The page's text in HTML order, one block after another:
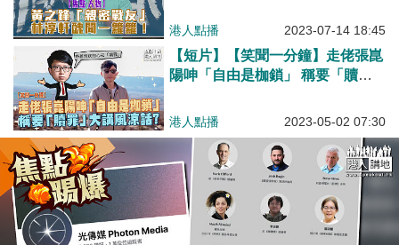
港人點播 2023-07-14 18:45
【短片】【笑聞一分鐘】走佬張崑
陽呻「自由是枷鎖」 稱要「贖
港人點播 2023-05-02 07:30